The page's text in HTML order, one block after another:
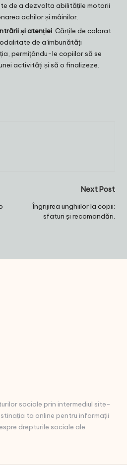
de a dezvolta abilitățile motorii
ochilor și mâinilor.
și atenției: Cărțile de colorat
de a îmbunătăți
permițându-le copiilor să se
activități și să o finalizeze.
Next Post
Îngrijirea unghiilor la copii:
sfaturi și recomandări.
sociale prin intermediul site-
ta online pentru informații
drepturile sociale ale